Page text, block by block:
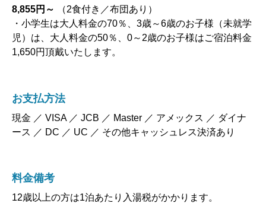
8,855円～
（2食付き／布団あり）
・小学生は大人料金の70％、3歳～6歳のお子様（未就学
児）は、大人料金の50％、0～2歳のお子様はご宿泊料金
1,650円頂戴いたします。
お支払方法
現金 ／ VISA ／ JCB ／ Master ／ アメックス ／ ダイナ
ース ／ DC ／ UC ／ その他キャッシュレス決済あり
料金備考
12歳以上の方は1泊あたり入湯税がかかります。